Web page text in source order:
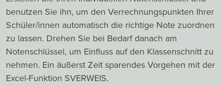
benutzen Sie ihn, um den Verrechnungspunkten Ihrer
Schüler/innen automatisch die richtige Note zuordnen
zu lassen. Drehen Sie bei Bedarf danach am
Notenschlüssel, um Einfluss auf den Klassenschnitt zu
nehmen. Ein äußerst Zeit sparendes Vorgehen mit der
Excel-Funktion SVERWEIS.